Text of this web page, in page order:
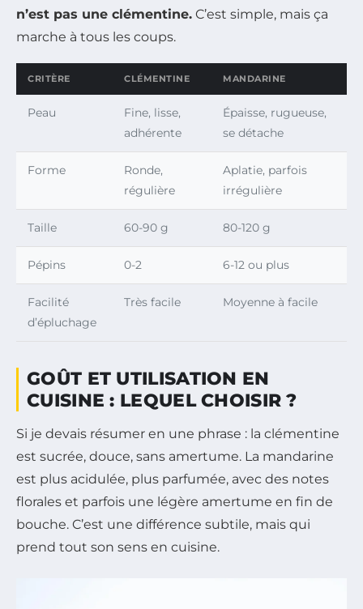
n’est pas une clémentine. C’est simple, mais ça
marche à tous les coups.
CRITÈRE CLÉMENTINE MANDARINE
Peau
Fine, lisse,
adhérente
Épaisse, rugueuse,
se détache
Forme
Ronde,
régulière
Aplatie, parfois
irrégulière
Taille 60-90 g 80-120 g
Pépins 0-2 6-12 ou plus
Facilité
d’épluchage
Très facile Moyenne à facile
GOÛT ET UTILISATION EN
CUISINE : LEQUEL CHOISIR ?
Si je devais résumer en une phrase : la clémentine
est sucrée, douce, sans amertume. La mandarine
est plus acidulée, plus parfumée, avec des notes
florales et parfois une légère amertume en fin de
bouche. C’est une différence subtile, mais qui
prend tout son sens en cuisine.